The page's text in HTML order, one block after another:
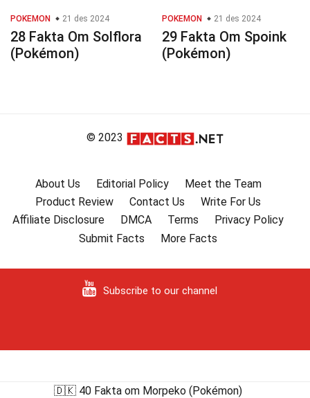
POKEMON 21 des 2024
28 Fakta Om Solflora
(Pokémon)
POKEMON 21 des 2024
29 Fakta Om Spoink
(Pokémon)
© 2023
About Us Editorial Policy
Meet the Team
Product Review
Contact Us
Write For Us
Affiliate Disclosure
DMCA Terms
Privacy Policy
Submit Facts
More Facts
Subscribe to our channel
🇩🇰 40 Fakta om Morpeko (Pokémon)